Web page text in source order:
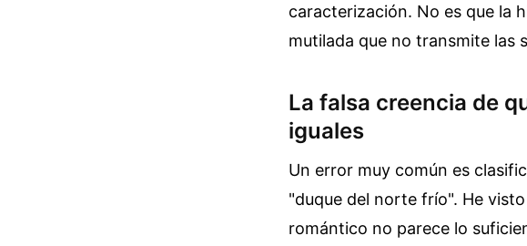
caracterización. No es que la
mutilada que no transmite las
La falsa creencia de
iguales
Un error muy común es
"duque del norte frío". He
romántico no parece lo